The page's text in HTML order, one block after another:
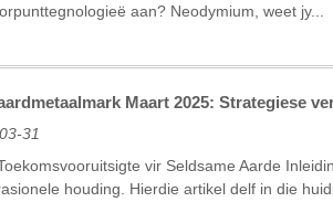
aan? Neodymium, weet jy...
Maart 2025: Strategiese
31
vir Seldsame Aarde
houding. Hierdie artikel delf in die